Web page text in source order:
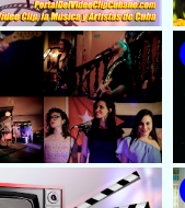
& El Happy ||
|| Videoclip
Director: Arí Bayolo
Urbana Cubana ||
CUBA